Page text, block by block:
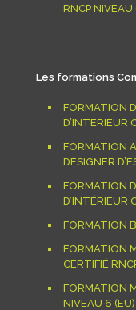
RNCP NIVEAU
Les formations
FORMATION
D’INTERIEUR
FORMATION
DESIGNER
FORMATION
D’INTÉRIEUR
FORMATION
FORMATION
CERTIFIÉ
FORMATION
NIVEAU 6 (EU)